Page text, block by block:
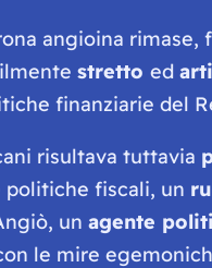
angioina
stretto ed
finanziarie del
risultava tuttavia
politiche fiscali, un
un agente
le mire